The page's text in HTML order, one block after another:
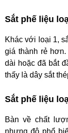
Sắt phế liệu
Khác với loại 1,
giá thành rẻ
dài hoặc đã bắt
thấy là dây sắt
Sắt phế liệu
Bàn về chất
nhưng độ phổ